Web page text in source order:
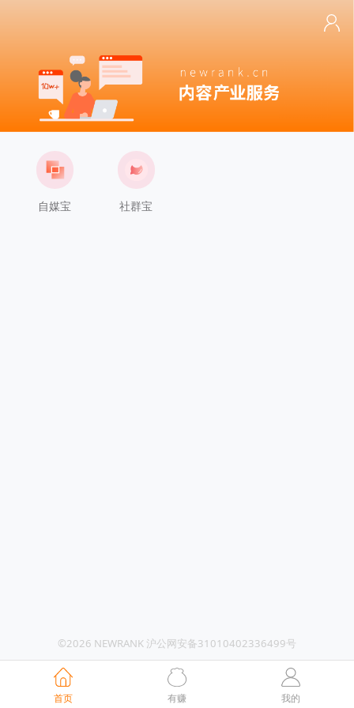
自媒宝 社群宝
©2026 NEWRANK 沪公网安备31010402336499号
首页 有赚 我的